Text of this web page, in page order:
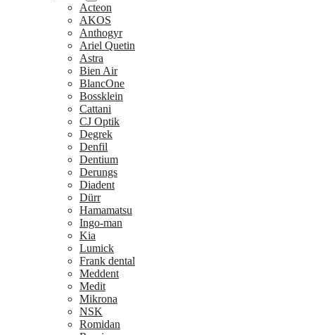
Acteon
AKOS
Anthogyr
Ariel Quetin
Astra
Bien Air
BlancOne
Bossklein
Cattani
CJ Optik
Degrek
Denfil
Dentium
Derungs
Diadent
Dürr
Hamamatsu
Ingo-man
Kia
Lumick
Frank dental
Meddent
Medit
Mikrona
NSK
Romidan